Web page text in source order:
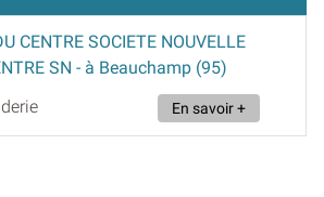
CENTRE SOCIETE NOUVELLE
SN - à Beauchamp (95)
En savoir +